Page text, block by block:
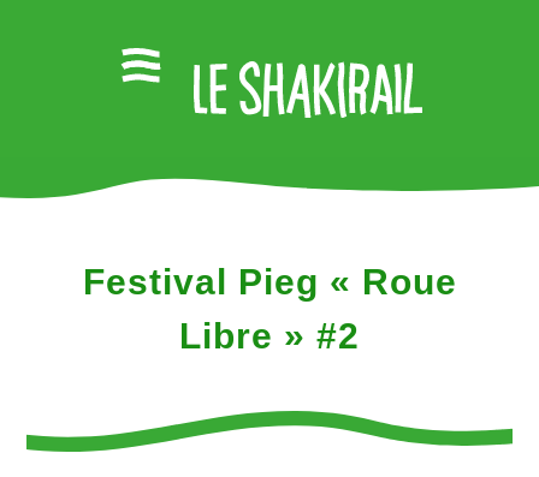
Festival Pieg « Roue
Libre » #2